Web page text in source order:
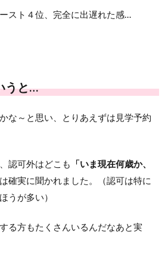
スト４位、完全に出遅れた感…
うと…
な～と思い、とりあえずは見学予約
認可外はどこも
「いま現在何歳か、
は確実に聞かれました。（認可は特に
うが多い）
る方もたくさんいるんだなあと実